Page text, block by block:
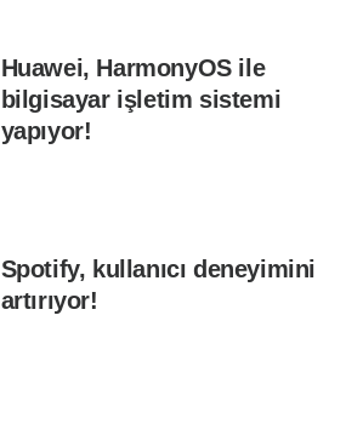
Huawei, HarmonyOS ile
bilgisayar işletim sistemi
yapıyor!
Spotify, kullanıcı deneyimini
artırıyor!